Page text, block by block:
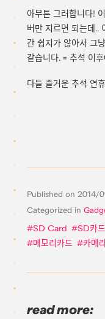
아무튼 그러합니다!
버만 지르면 되는데..
간 쉽지가 않아서 그
같습니다. = 추석 이
다들 즐거운 추석 연
Published on 2014/
Categorized in
SD Card SD카드
메모리카드
카메
read more: